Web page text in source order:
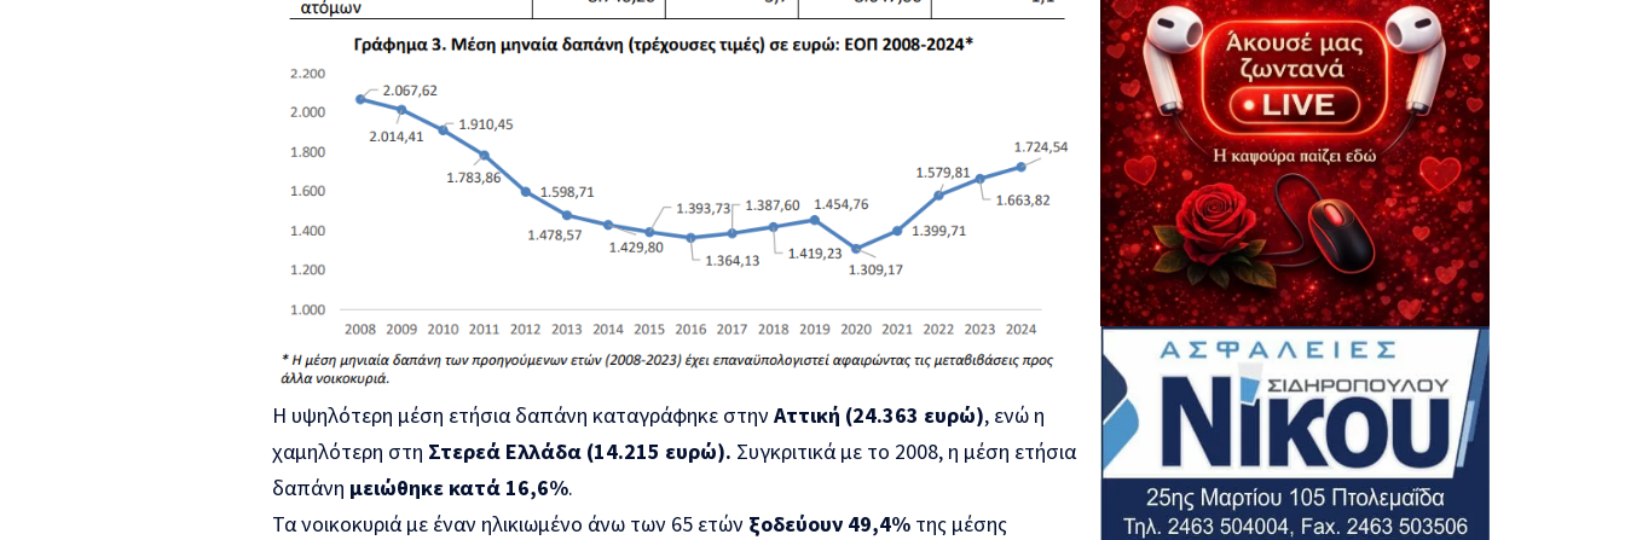
Η υψηλότερη μέση ετήσια δαπάνη καταγράφηκε στην Αττική (24.363 ευρώ), ενώ η
χαμηλότερη στη Στερεά Ελλάδα (14.215 ευρώ). Συγκριτικά με το 2008, η μέση ετήσια
δαπάνη μειώθηκε κατά 16,6%.
Τα νοικοκυριά με έναν ηλικιωμένο άνω των 65 ετών ξοδεύουν 49,4% της μέσης